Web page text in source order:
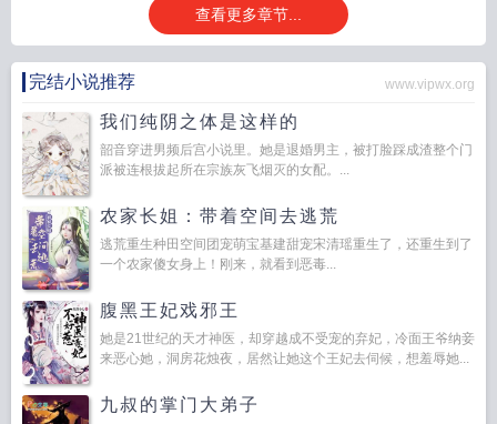
查看更多章节...
完结小说推荐 www.vipwx.org
我们纯阴之体是这样的
韶音穿进男频后宫小说里。她是退婚男主，被打脸踩成渣整个门
派被连根拔起所在宗族灰飞烟灭的女配。...
农家长姐：带着空间去逃荒
逃荒重生种田空间团宠萌宝基建甜宠宋清瑶重生了，还重生到了
一个农家傻女身上！刚来，就看到恶毒...
腹黑王妃戏邪王
她是21世纪的天才神医，却穿越成不受宠的弃妃，冷面王爷纳妾
来恶心她，洞房花烛夜，居然让她这个王妃去伺候，想羞辱她...
九叔的掌门大弟子